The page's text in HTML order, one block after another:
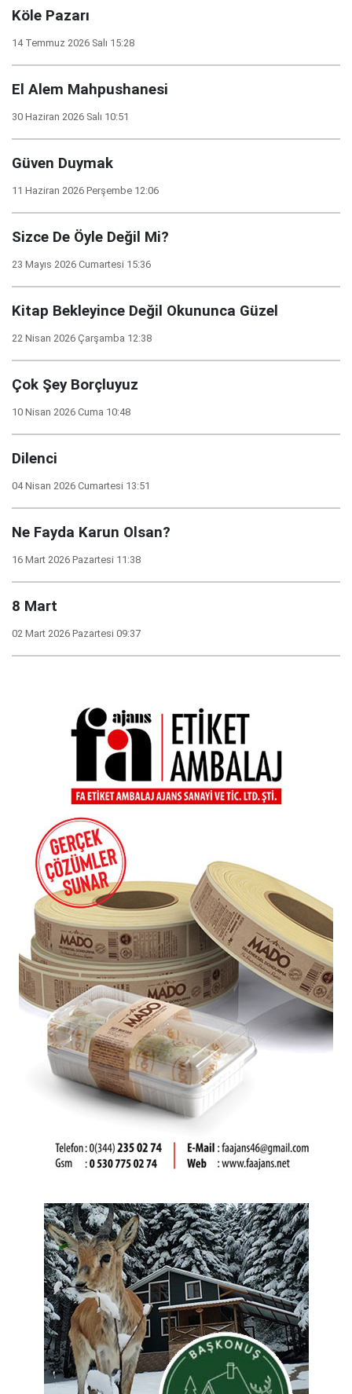
Köle Pazarı
14 Temmuz 2026 Salı 15:28
El Alem Mahpushanesi
30 Haziran 2026 Salı 10:51
Güven Duymak
11 Haziran 2026 Perşembe 12:06
Sizce De Öyle Değil Mi?
23 Mayıs 2026 Cumartesi 15:36
Kitap Bekleyince Değil Okununca Güzel
22 Nisan 2026 Çarşamba 12:38
Çok Şey Borçluyuz
10 Nisan 2026 Cuma 10:48
Dilenci
04 Nisan 2026 Cumartesi 13:51
Ne Fayda Karun Olsan?
16 Mart 2026 Pazartesi 11:38
8 Mart
02 Mart 2026 Pazartesi 09:37